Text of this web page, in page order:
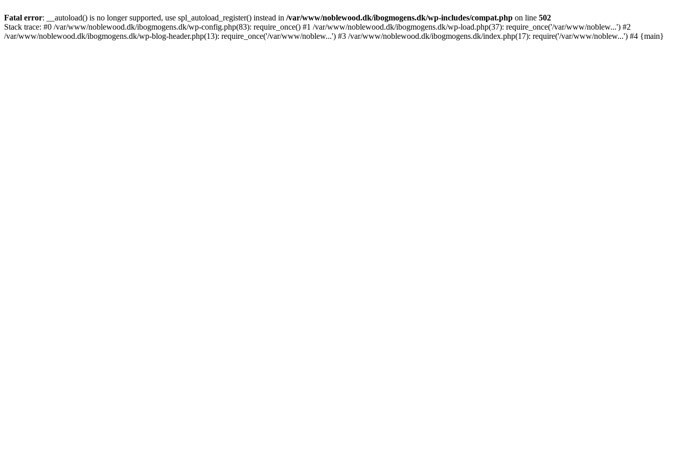
Fatal error: __autoload() is no longer supported, use spl_autoload_register() instead in /var/www/noblewood.dk/ibogmogens.dk/wp-includes/compat.php on line 502
Stack trace: #0 /var/www/noblewood.dk/ibogmogens.dk/wp-config.php(83): require_once() #1 /var/www/noblewood.dk/ibogmogens.dk/wp-load.php(37): require_once('/var/www/noblew...') #2
/var/www/noblewood.dk/ibogmogens.dk/wp-blog-header.php(13): require_once('/var/www/noblew...') #3 /var/www/noblewood.dk/ibogmogens.dk/index.php(17): require('/var/www/noblew...') #4 {main}